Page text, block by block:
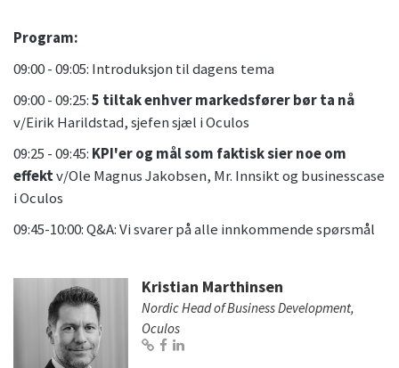
Program:
09:00 - 09:05: Introduksjon til dagens tema
09:00 - 09:25:5 tiltak enhver markedsfører bør ta nå
v/Eirik Harildstad, sjefen sjæl i Oculos
09:25 - 09:45: KPI'er og mål som faktisk sier noe om
effektv/Ole Magnus Jakobsen, Mr. Innsikt og businesscase
i Oculos
09:45-10:00: Q&A: Vi svarer på alle innkommende spørsmål
Kristian Marthinsen
Nordic Head of Business Development,
Oculos